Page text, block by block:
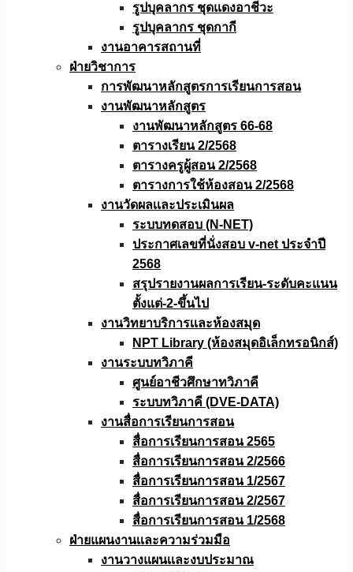
รูปบุคลากร ชุดแดงอาชีวะ
รูปบุคลากร ชุดกากี
งานอาคารสถานที่
ฝ่ายวิชาการ
การพัฒนาหลักสูตรการเรียนการสอน
งานพัฒนาหลักสูตร
งานพัฒนาหลักสูตร 66-68
ตารางเรียน 2/2568
ตารางครูผู้สอน 2/2568
ตารางการใช้ห้องสอน 2/2568
งานวัดผลเเละประเมินผล
ระบบทดสอบ (N-NET)
ประกาศเลขที่นั่งสอบ v-net ประจำปี
2568
สรุปรายงานผลการเรียน-ระดับคะแนน
ตั้งแต่-2-ขึ้นไป
งานวิทยาบริการเเละห้องสมุด
NPT Library (ห้องสมุดอิเล็กทรอนิกส์)
งานระบบทวิภาคี
ศูนย์อาชีวศึกษาทวิภาคี
ระบบทวิภาคี (DVE-DATA)
งานสื่อการเรียนการสอน
สื่อการเรียนการสอน 2565
สื่อการเรียนการสอน 2/2566
สื่อการเรียนการสอน 1/2567
สื่อการเรียนการสอน 2/2567
สื่อการเรียนการสอน 1/2568
ฝ่ายแผนงานเเละความร่วมมือ
งานวางแผนเเละงบประมาณ